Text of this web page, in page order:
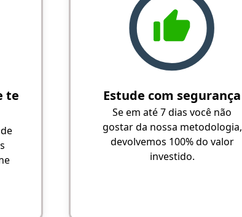
te
Estude com segurança
Se em até 7 dias você não
gostar da nossa metodologia,
devolvemos 100% do valor
investido.